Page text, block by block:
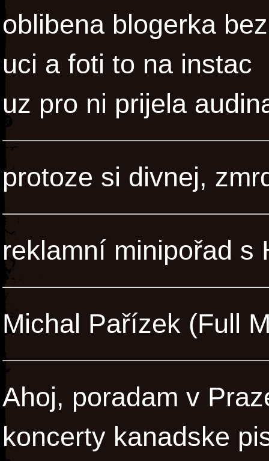
oblibena blogerka
uci a foti to na instac
uz pro ni prijela
protoze si divnej,
reklamní minipořad s
Michal Pařízek (Full
Ahoj, poradam v
koncerty kanadske